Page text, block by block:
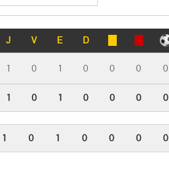
J V E D
1 0 1 0 0 0 0
1 0 1 0 0 0 0
1 0 1 0 0 0 0